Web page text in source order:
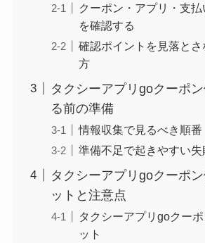
クーポン・アプリ・支
を確認する
確認ポイントを見落とさ
方
タクシーアプリgoクーポ
る前の準備
情報収集で見るべき順番
準備不足で起きやすい失
タクシーアプリgoクーポ
ットと注意点
タクシーアプリgoクー
ット